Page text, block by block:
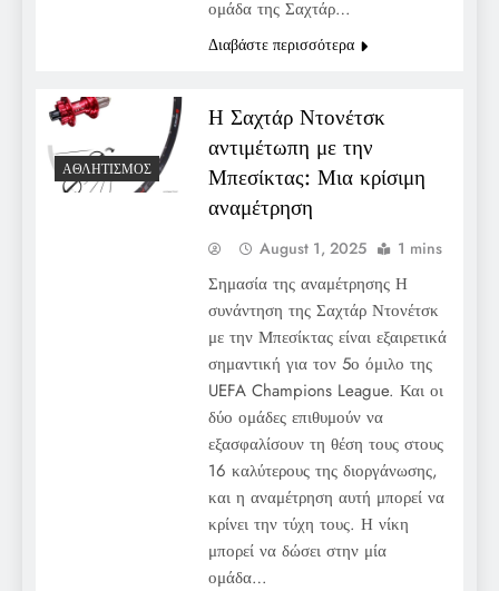
ομάδα της Σαχτάρ…
Διαβάστε περισσότερα
ΑΘΛΗΤΙΣΜΌΣ
Η Σαχτάρ Ντονέτσκ
αντιμέτωπη με την
Μπεσίκτας: Μια κρίσιμη
αναμέτρηση
August 1, 2025 1 mins
Σημασία της αναμέτρησης Η
συνάντηση της Σαχτάρ Ντονέτσκ
με την Μπεσίκτας είναι εξαιρετικά
σημαντική για τον 5ο όμιλο της
UEFA Champions League. Και οι
δύο ομάδες επιθυμούν να
εξασφαλίσουν τη θέση τους στους
16 καλύτερους της διοργάνωσης,
και η αναμέτρηση αυτή μπορεί να
κρίνει την τύχη τους. Η νίκη
μπορεί να δώσει στην μία
ομάδα…